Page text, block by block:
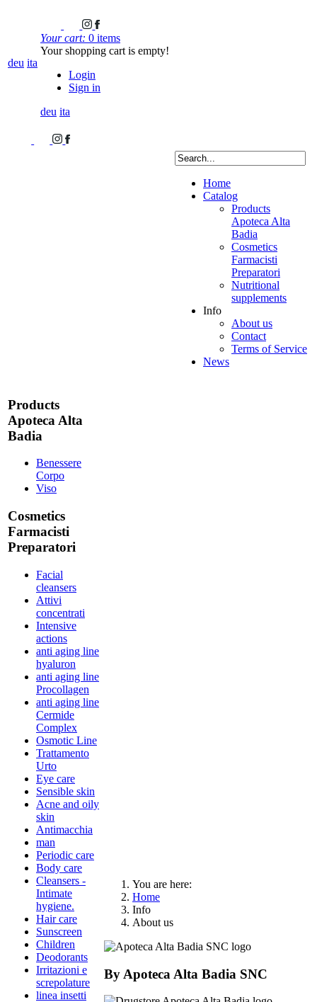
deu ita
Your cart: 0 items
Your shopping cart is empty!
Login
Sign in
deu ita
Home
Catalog
Products
Apoteca Alta
Badia
Cosmetics
Farmacisti
Preparatori
Nutritional
supplements
Info
About us
Contact
Terms of Service
News
Products
Apoteca Alta
Badia
Benessere
Corpo
Viso
Cosmetics
Farmacisti
Preparatori
Facial
cleansers
Attivi
concentrati
Intensive
actions
anti aging line
hyaluron
anti aging line
Procollagen
anti aging line
Cermide
Complex
Osmotic Line
Trattamento
Urto
Eye care
Sensible skin
Acne and oily
skin
Antimacchia
man
Periodic care
Body care
Cleansers -
Intimate
hygiene.
Hair care
Sunscreen
Children
Deodorants
Irritazioni e
screpolature
linea insetti
You are here:
Home
Info
About us
By Apoteca Alta Badia SNC